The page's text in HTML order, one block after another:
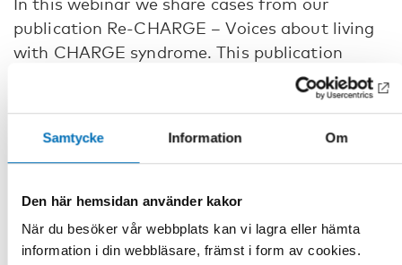
Samtycke Information Om
Den här hemsidan använder kakor
När du besöker vår webbplats kan vi lagra eller hämta
information i din webbläsare, främst i form av cookies.
publication Re-CHARGE – Voices about living
with CHARGE syndrome. This publication
shows, through case studies and interviews,
some daily lives, challenges, and achievement
Please join us when we share the stories of Dominic, Charlie
and development.
Anmälan och information